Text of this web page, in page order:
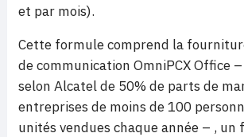
et par mois).
Cette formule comprend la
de communication OmniPCX Office
selon Alcatel de 50% de parts de
entreprises de moins de 100
unités vendues chaque année – ,